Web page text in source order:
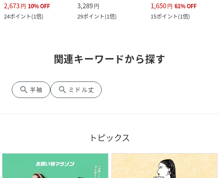
2,673円 10%OFF
24ポイント(1倍)
3,289円
29ポイント(1倍)
1,650円 61%OFF
15ポイント(1倍)
関連キーワードから探す
search 半袖 search ミドル丈
トピックス